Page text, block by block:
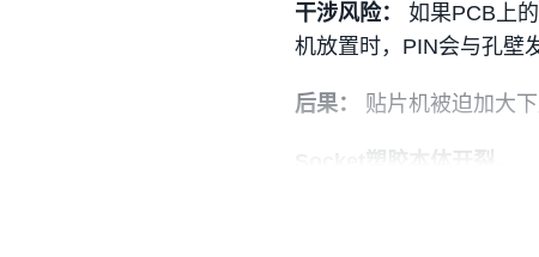
干涉风险：
如果PCB上
机放置时，PIN会与孔壁
后果： 贴片机被迫加大